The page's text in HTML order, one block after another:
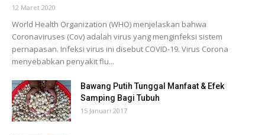
12 Maret 2020
World Health Organization (WHO) menjelaskan bahwa
Coronaviruses (Cov) adalah virus yang menginfeksi sistem
pernapasan. Infeksi virus ini disebut COVID-19. Virus Corona
menyebabkan penyakit flu...
Bawang Putih Tunggal Manfaat & Efek
Samping Bagi Tubuh
15 Januari 2017